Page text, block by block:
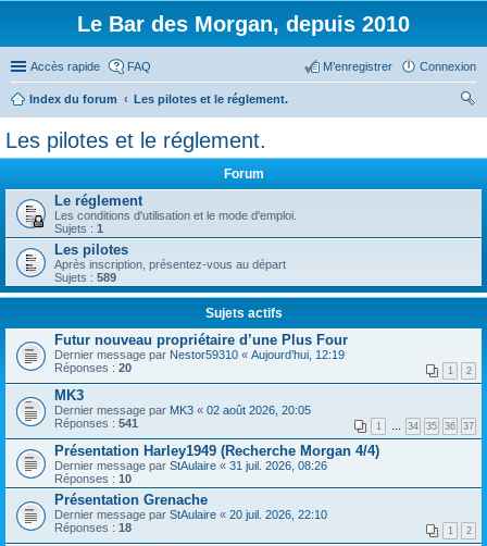
Le Bar des Morgan, depuis 2010
Accès rapide FAQ Connexion
M’enregistrer
Index du forum
Les pilotes et le réglement.
Les pilotes et le réglement.
Forum
Le réglement
Les conditions d'utilisation et le mode d'emploi.
Sujets : 1
Les pilotes
Après inscription, présentez-vous au départ
Sujets : 589
Sujets actifs
Futur nouveau propriétaire d’une Plus Four
Dernier message par Nestor59310 « Aujourd’hui, 12:19
Réponses : 20 1 2
MK3
Dernier message par MK3 « 02 août 2026, 20:05
Réponses : 541 1 … 34 35 36 37
Présentation Harley1949 (Recherche Morgan 4/4)
Dernier message par StAulaire « 31 juil. 2026, 08:26
Réponses : 10
Présentation Grenache
Dernier message par StAulaire « 20 juil. 2026, 22:10
Réponses : 18 1 2